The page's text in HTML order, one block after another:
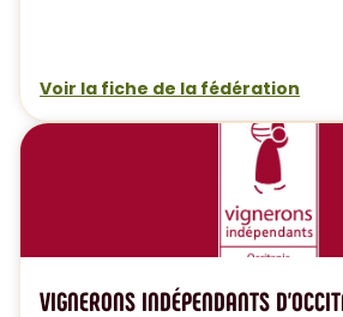
Voir la fiche de la fédération
VIGNERONS INDÉPENDANTS